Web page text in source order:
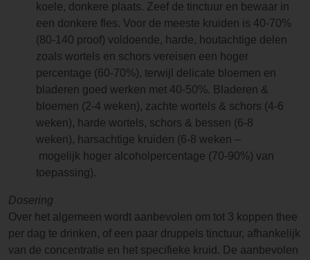
koele, donkere plaats. Zeef de tinctuur en bewaar in
een donkere fles. Voor de meeste kruiden is 40-70%
(80-140 proof) voldoende, harde, houtachtige delen
zoals wortels en schors vereisen een hoger
percentage (60-70%), terwijl delicate bloemen en
bladeren goed werken met 40-50%. Bladeren &
bloemen (2-4 weken), zachte wortels & schors (4-6
weken), harde wortels, schors & bessen (6-8
weken), harsachtige kruiden (6-8 weken –
mogelijk hoger alcoholpercentage (70-90%) van
toepassing).
Dosering
Over het algemeen wordt aanbevolen om tot 3 koppen thee
per dag te drinken, of een paar druppels tinctuur, afhankelijk
van de concentratie en het specifieke kruid. De aanbevolen